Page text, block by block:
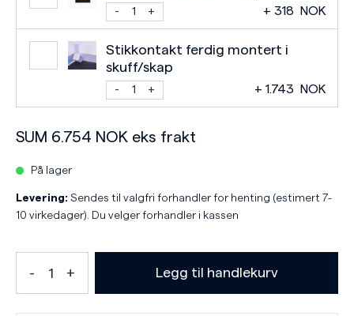
+ 318 NOK
Stikkontakt ferdig montert i
skuff/skap
+ 1.743 NOK
SUM 6.754 NOK eks frakt
På lager
Levering: Sendes til valgfri forhandler for henting (estimert 7-
10 virkedager). Du velger forhandler i kassen
Legg til handlekurv